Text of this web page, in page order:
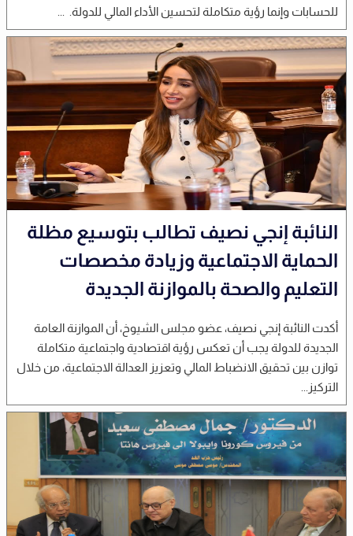
للحسابات وإنما رؤية متكاملة لتحسين الأداء المالي للدولة. ...
النائبة إنجي نصيف تطالب بتوسيع مظلة
الحماية الاجتماعية وزيادة مخصصات
التعليم والصحة بالموازنة الجديدة
أكدت النائبة إنجي نصيف، عضو مجلس الشيوخ، أن الموازنة العامة
الجديدة للدولة يجب أن تعكس رؤية اقتصادية واجتماعية متكاملة
توازن بين تحقيق الانضباط المالي وتعزيز العدالة الاجتماعية، من خلال
التركيز...